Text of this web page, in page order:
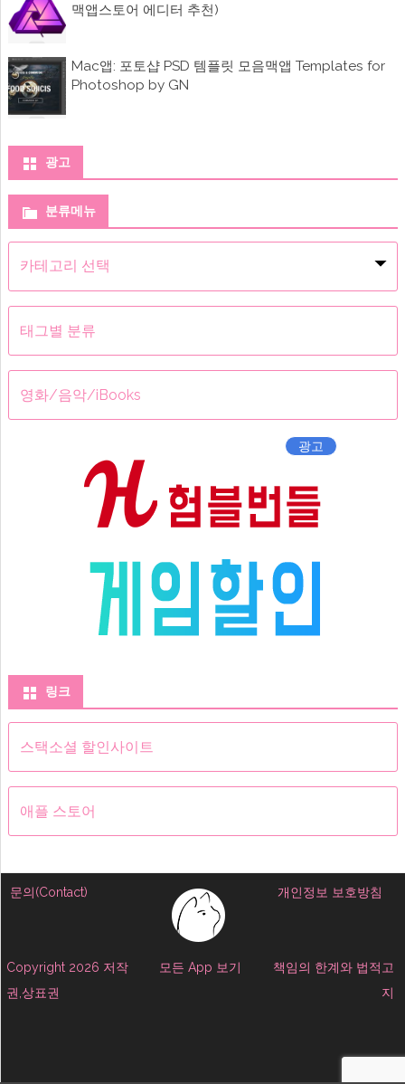
맥앱스토어 에디터 추천)
Mac앱: 포토샵 PSD 템플릿 모음맥앱 Templates for
Photoshop by GN
광고
분류메뉴
분
류
뉴
태그별 분류
영화/음악/iBooks
광고
링크
스택소셜 할인사이트
애플 스토어
문의(Contact) 개인정보 보호방침
Copyright 2026 저작
권,상표권
모든 App 보기
책임의 한계와 법적고
지